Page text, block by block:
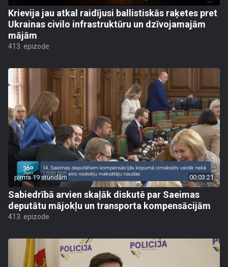
Krievija jau atkal raidījusi ballistiskās raķetes pret
Ukrainas civilo infrastruktūru un dzīvojamajām
mājām
413. epizode
pirms 19 stundām 00:03:21
Sabiedrībā arvien skaļāk diskutē par Saeimas
deputātu mājokļu un transporta kompensācijām
413. epizode